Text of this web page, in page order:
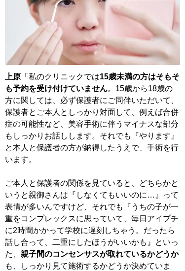
上原 「私のクリニックでは15歳未満の方はそもそ
も予約を受け付けていません。15歳から18歳の
方に関しては、必ず保護者にご同伴いただいて、
保護者とご本人としっかり対面して、例えば合併
症の可能性など、美容手術に伴うマイナスな部分
もしっかりお話しします。それでも『やります』
と本人と保護者の方が納得したうえで、手術を行
います。
ご本人と保護者の関係を見ていると、どちらかと
いうと親御さんは『しなくてもいいのに…』って
表情が多いんですけど、それでも『うちの子が一
重をコンプレックスに思っていて、毎日アイプチ
に2時間かかって学校に遅刻しちゃう。だったら
話し合って、二重にしたほうがいいかも』といっ
た、 親子間のコンセンサスが取れているかどうか
も、しっかり見て施術するかどうか決めていま